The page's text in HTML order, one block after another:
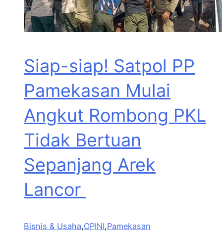
Siap-siap! Satpol PP
Pamekasan Mulai
Angkut Rombong PKL
Tidak Bertuan
Sepanjang Arek
Lancor
Bisnis & Usaha,OPINI,Pamekasan